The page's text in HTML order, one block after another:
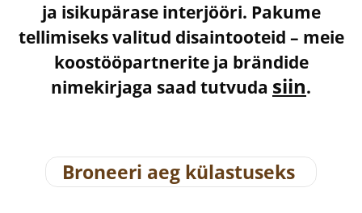
ja isikupärase interjööri. Pakume
tellimiseks valitud disaintooteid – meie
koostööpartnerite ja brändide
nimekirjaga saad tutvuda siin.
Broneeri aeg külastuseks